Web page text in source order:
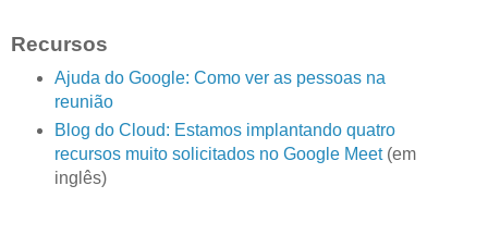
Recursos
Ajuda do Google: Como ver as pessoas na
reunião
Blog do Cloud: Estamos implantando quatro
recursos muito solicitados no Google Meet(em
inglês)